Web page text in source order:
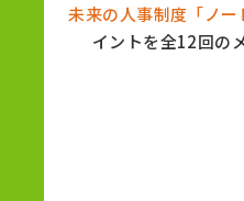
未来の人事制度「ノー
イントを全12回の